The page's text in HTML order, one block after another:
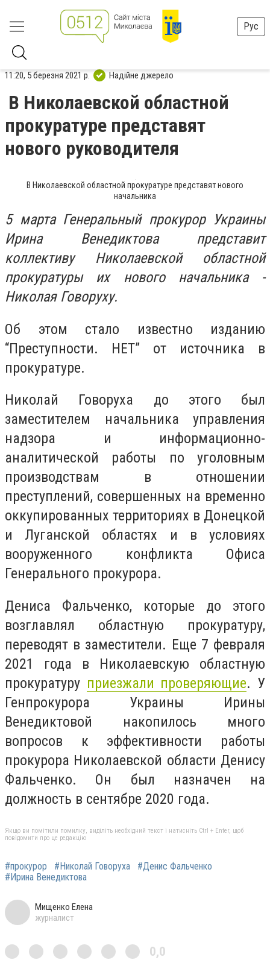
Рус
11:20, 5 березня 2021 р. Надійне джерело
В Николаевской областной
прокуратуре представят
нового руководителя
В Николаевской областной прокуратуре представят нового
начальника
5 марта Генеральный прокурор Украины
Ирина Венедиктова представит
коллективу Николаевской областной
прокуратуры их нового начальника -
Николая Говоруху.
Об этом стало известно изданию
“Преступности. НЕТ” от источника в
прокуратуре.
Николай Говоруха до этого был
заместителем начальника управления
надзора и информационно-
аналитической работы по уголовным
производствам в отношении
преступлений, совершенных на временно
оккупированных территориях в Донецкой
и Луганской областях и в условиях
вооруженного конфликта Офиса
Генерального прокурора.
Дениса Фальченко, которые до этого
возглавлял областную прокуратуру,
переводят в заместители. Еще 7 февраля
2021 года в Николаевскую областную
прокуратуру приезжали проверяющие. У
Генпрокурора Украины Ирины
Венедиктовой накопилось много
вопросов к эффективности работы
прокурора Николаевской области Денису
Фальченко. Он был назначен на
должность в сентябре 2020 года.
Якщо ви помітили помилку, виділіть необхідний текст і натисніть Ctrl + Enter, щоб
повідомити про це редакцію
#прокурор #Николай Говоруха
#Денис Фальченко
#Ирина Венедиктова
Мищенко Елена
журналист
0,0